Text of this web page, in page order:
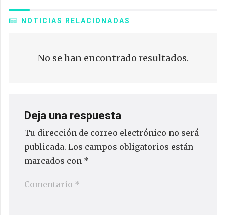
NOTICIAS RELACIONADAS
No se han encontrado resultados.
Deja una respuesta
Tu dirección de correo electrónico no será
publicada. Los campos obligatorios están
marcados con *